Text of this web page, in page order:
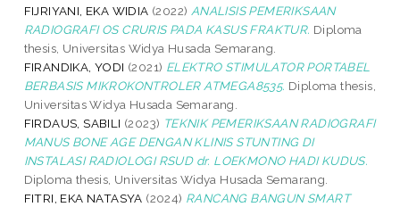
FIJRIYANI, EKA WIDIA (2022) ANALISIS PEMERIKSAAN
RADIOGRAFI OS CRURIS PADA KASUS FRAKTUR. Diploma
thesis, Universitas Widya Husada Semarang.
FIRANDIKA, YODI (2021) ELEKTRO STIMULATOR PORTABEL
BERBASIS MIKROKONTROLER ATMEGA8535. Diploma thesis,
Universitas Widya Husada Semarang.
FIRDAUS, SABILI (2023) TEKNIK PEMERIKSAAN RADIOGRAFI
MANUS BONE AGE DENGAN KLINIS STUNTING DI
INSTALASI RADIOLOGI RSUD dr. LOEKMONO HADI KUDUS.
Diploma thesis, Universitas Widya Husada Semarang.
FITRI, EKA NATASYA (2024) RANCANG BANGUN SMART